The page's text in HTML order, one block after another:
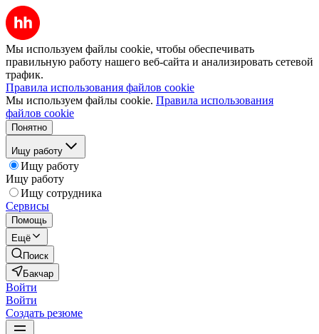
Мы используем файлы cookie, чтобы обеспечивать
правильную работу нашего веб-сайта и анализировать сетевой
трафик.
Правила использования файлов cookie
Мы используем файлы cookie. Правила использования
файлов cookie
Понятно
Ищу работу
Ищу работу
Ищу работу
Ищу сотрудника
Сервисы
Помощь
Ещё
Поиск
Бакчар
Войти
Войти
Создать резюме